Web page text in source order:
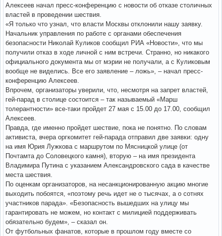
Алексеев начал пресс-конференцию с новости об отказе столичных
властей в проведении шествия.
«Я только что узнал, что власти Москвы отклонили нашу заявку.
Начальник управления по работе с органами обеспечения
безопасности Николай Куликов сообщил РИА «Новости», что мы
получили отказ в ходе личной с ним встречи. Странно, но никакого
официального документа мы от мэрии не получали, а с Куликовым
вообще не виделись. Все его заявление – ложь», – начал пресс-
конференцию Алексеев.
Впрочем, организаторы уверили, что, несмотря на запрет властей,
гей-парад в столице состоится – так называемый «Марш
толерантности» все-таки пройдет 27 мая с 15.00 до 17.00, сообщил
Алексеев.
Правда, где именно пройдет шествие, пока не понятно. По словам
активиста, вчера оргкомитет гей-парада отправил две заявки: одну
на имя Юрия Лужкова с маршрутом по Мясницкой улице (от
Почтамта до Соловецкого камня), вторую – на имя президента
Владимира Путина с указанием Александровского сада в качестве
места шествия.
По оценкам организаторов, на несанкционированную акцию многие
выходить побоятся, «поэтому речь идет не о тысячах, а о сотнях
участников парада». «Безопасность вышедших на улицу мы
гарантировать не можем, но контакт с милицией поддерживать
обязательно будем», – сказал он.
От футбольных фанатов, которые в прошлом году вместе со